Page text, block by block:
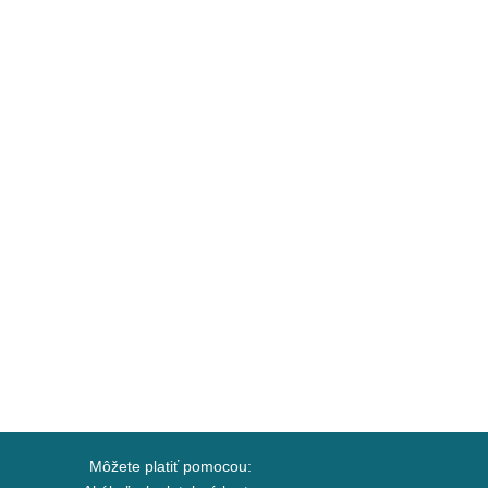
Môžete platiť pomocou: